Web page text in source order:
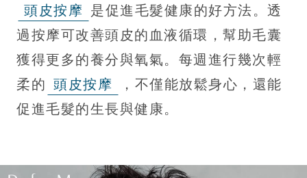
頭皮按摩 是促進毛髮健康的好方法。透
過按摩可改善頭皮的血液循環，幫助毛囊
獲得更多的養分與氧氣。每週進行幾次輕
柔的 頭皮按摩
，不僅能放鬆身心，還能
促進毛髮的生長與健康。